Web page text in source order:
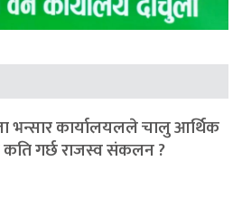
भन्सार कार्यालयलले चालु आर्थिक
कति गर्छ राजस्व संकलन ?